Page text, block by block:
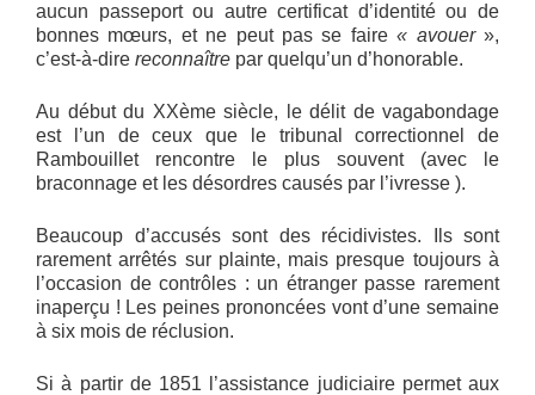
aucun passeport ou autre certificat d’identité ou de
bonnes mœurs, et ne peut pas se faire« avouer»,
c’est-à-dire reconnaître par quelqu’un d’honorable.
Au début du XXème siècle, le délit de vagabondage
est l’un de ceux que le tribunal correctionnel de
Rambouillet rencontre le plus souvent (avec le
braconnage et les désordres causés par l’ivresse ).
Beaucoup d’accusés sont des récidivistes. Ils sont
rarement arrêtés sur plainte, mais presque toujours à
l’occasion de contrôles : un étranger passe rarement
inaperçu ! Les peines prononcées vont d’une semaine
à six mois de réclusion.
Si à partir de 1851 l’assistance judiciaire permet aux